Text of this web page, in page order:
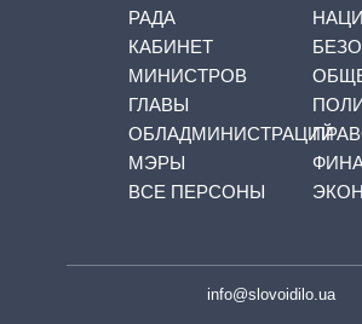
РАДА
КАБИНЕТ
МИНИСТРОВ
ГЛАВЫ
ОБЛАДМИНИСТРАЦИЙ
МЭРЫ
ВСЕ ПЕРСОНЫ
info@slovoidilo.ua